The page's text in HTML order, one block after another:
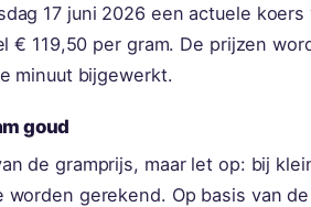
17 juni 2026 een actuele koers
€ 119,50 per gram. De prijzen
minuut bijgewerkt.
goud
de gramprijs, maar let op: bij
worden gerekend. Op basis van